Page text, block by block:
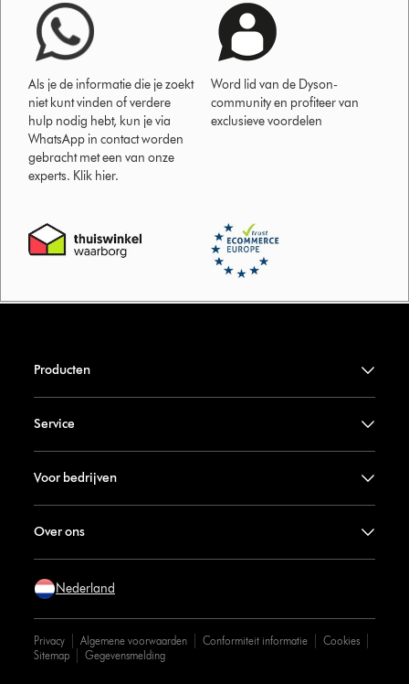
Als je de informatie die je zoekt
niet kunt vinden of verdere
hulp nodig hebt, kun je via
WhatsApp in contact worden
gebracht met een van onze
experts. Klik hier.
Word lid van de Dyson-
community en profiteer van
exclusieve voordelen
Producten
Service
Voor bedrijven
Over ons
Nederland
Privacy Algemene voorwaarden Conformiteit informatie
Cookies
Sitemap
Gegevensmelding